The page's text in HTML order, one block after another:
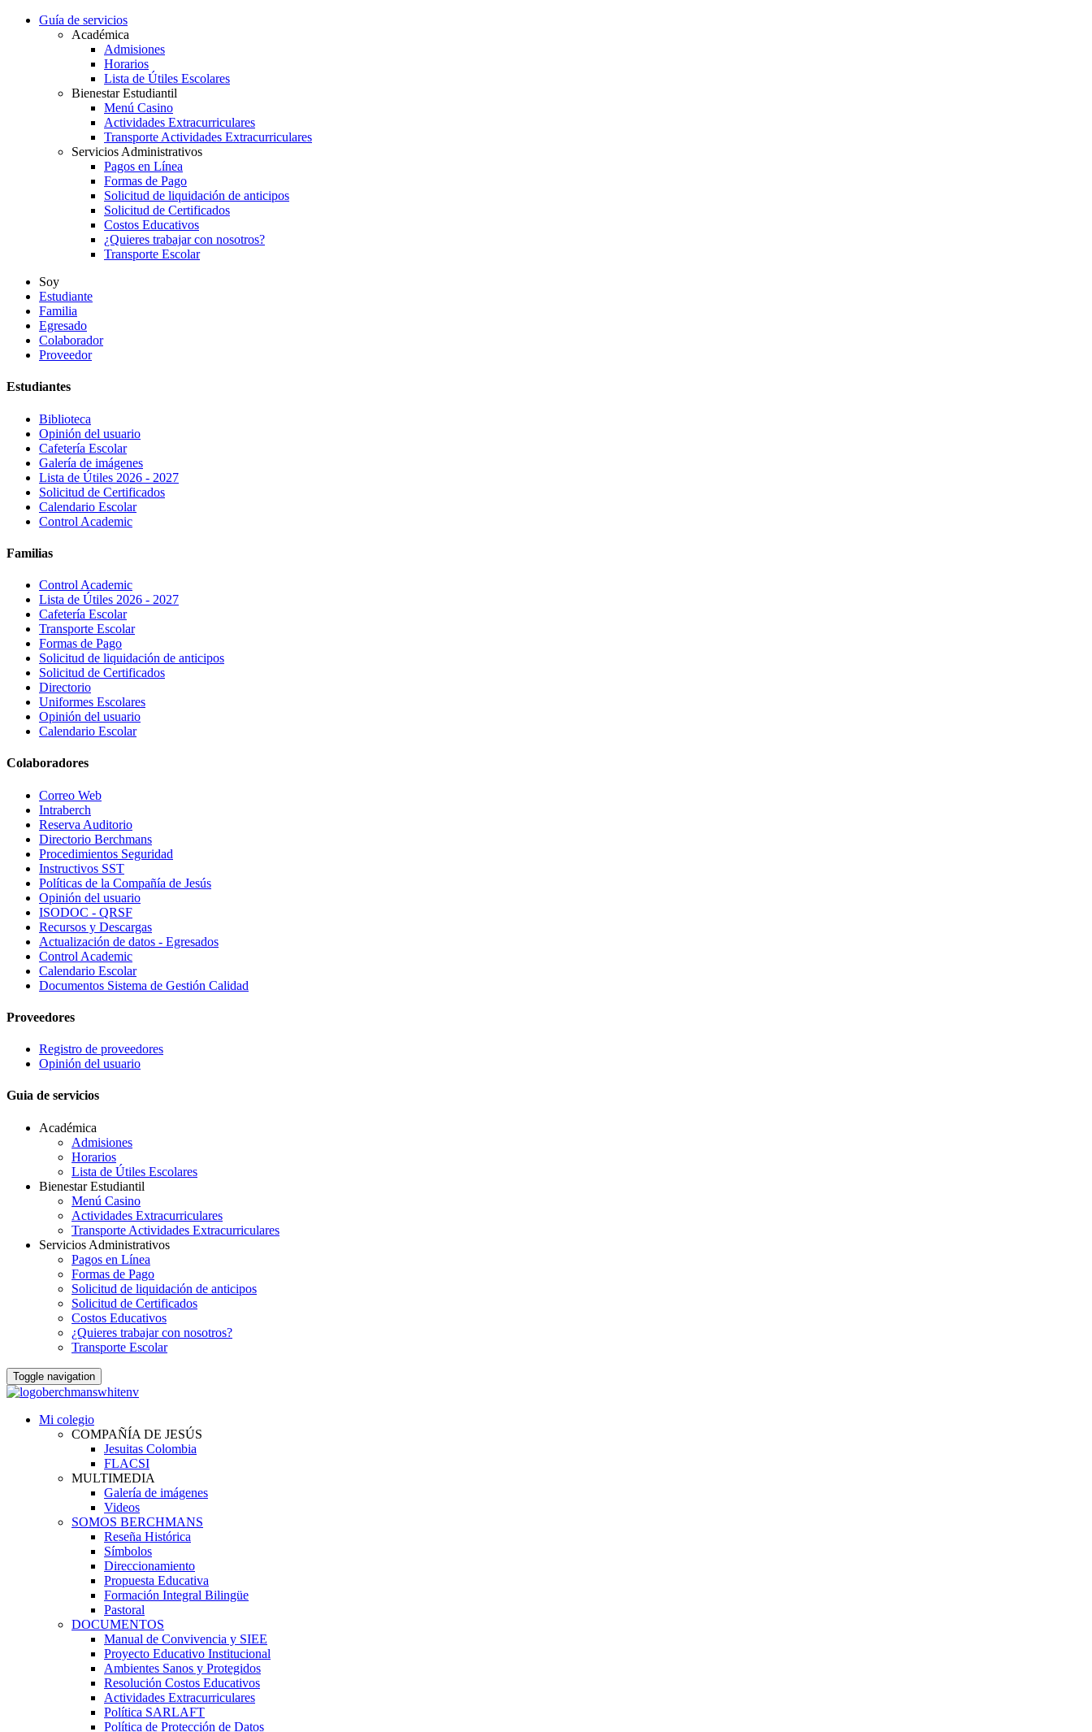
Guía de servicios
Académica
Admisiones
Horarios
Lista de Útiles Escolares
Bienestar Estudiantil
Menú Casino
Actividades Extracurriculares
Transporte Actividades Extracurriculares
Servicios Administrativos
Pagos en Línea
Formas de Pago
Solicitud de liquidación de anticipos
Solicitud de Certificados
Costos Educativos
¿Quieres trabajar con nosotros?
Transporte Escolar
Soy
Estudiante
Familia
Egresado
Colaborador
Proveedor
Estudiantes
Biblioteca
Opinión del usuario
Cafetería Escolar
Galería de imágenes
Lista de Útiles 2026 - 2027
Solicitud de Certificados
Calendario Escolar
Control Academic
Familias
Control Academic
Lista de Útiles 2026 - 2027
Cafetería Escolar
Transporte Escolar
Formas de Pago
Solicitud de liquidación de anticipos
Solicitud de Certificados
Directorio
Uniformes Escolares
Opinión del usuario
Calendario Escolar
Colaboradores
Correo Web
Intraberch
Reserva Auditorio
Directorio Berchmans
Procedimientos Seguridad
Instructivos SST
Políticas de la Compañía de Jesús
Opinión del usuario
ISODOC - QRSF
Recursos y Descargas
Actualización de datos - Egresados
Control Academic
Calendario Escolar
Documentos Sistema de Gestión Calidad
Proveedores
Registro de proveedores
Opinión del usuario
Guia de servicios
Académica
Admisiones
Horarios
Lista de Útiles Escolares
Bienestar Estudiantil
Menú Casino
Actividades Extracurriculares
Transporte Actividades Extracurriculares
Servicios Administrativos
Pagos en Línea
Formas de Pago
Solicitud de liquidación de anticipos
Solicitud de Certificados
Costos Educativos
¿Quieres trabajar con nosotros?
Transporte Escolar
Toggle navigation
Mi colegio
COMPAÑÍA DE JESÚS
Jesuitas Colombia
FLACSI
MULTIMEDIA
Galería de imágenes
Videos
SOMOS BERCHMANS
Reseña Histórica
Símbolos
Direccionamiento
Propuesta Educativa
Formación Integral Bilingüe
Pastoral
DOCUMENTOS
Manual de Convivencia y SIEE
Proyecto Educativo Institucional
Ambientes Sanos y Protegidos
Resolución Costos Educativos
Actividades Extracurriculares
Política SARLAFT
Política de Protección de Datos